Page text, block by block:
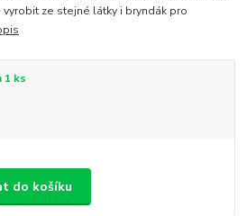
ze stejné látky i bryndák pro
1 ks
do košíku